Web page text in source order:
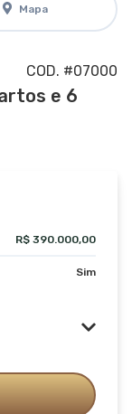
Mapa
COD. #07000
e 6
R$ 390.000,00
Sim